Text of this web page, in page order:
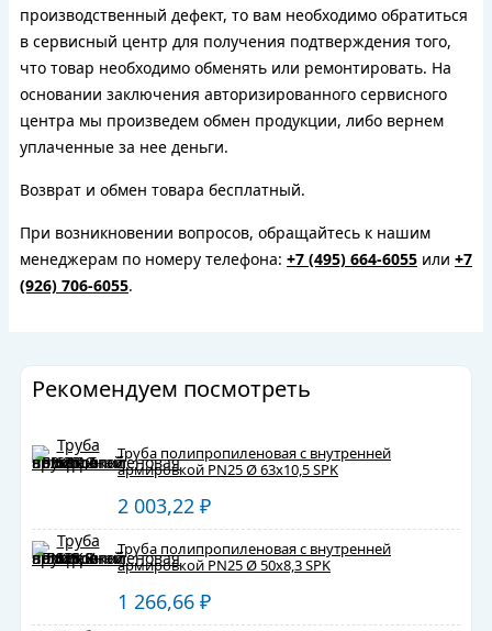
производственный дефект, то вам необходимо обратиться
в сервисный центр для получения подтверждения того,
что товар необходимо обменять или ремонтировать. На
основании заключения авторизированного сервисного
центра мы произведем обмен продукции, либо вернем
уплаченные за нее деньги.
Возврат и обмен товара бесплатный.
При возникновении вопросов, обращайтесь к нашим
менеджерам по номеру телефона: +7 (495) 664-6055 или +7
(926) 706-6055.
Рекомендуем посмотреть
Труба полипропиленовая с внутренней
армировкой PN25 Ø 63х10,5 SPK
2 003,22 ₽
Труба полипропиленовая с внутренней
армировкой PN25 Ø 50х8,3 SPK
1 266,66 ₽